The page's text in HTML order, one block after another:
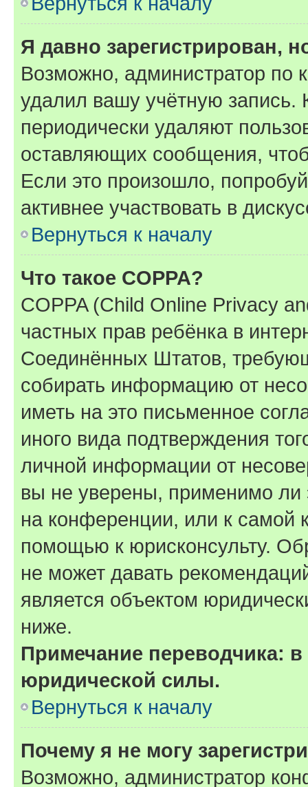
Я давно зарегистрирован,
Возможно, администратор по
удалил вашу учётную запись.
периодически удаляют
оставляющих сообщения,
Если это произошло,
активнее участвовать в
Вернуться к началу
Что такое COPPA?
COPPA (Child Online Privacy
частных прав ребёнка в
Соединённых Штатов,
собирать информацию от
иметь на это письменное
иного вида подтверждения
личной информации от
вы не уверены, применимо ли
на конференции, или к самой
помощью к юрисконсульту.
не может давать
является объектом
ниже.
Примечание переводчика:
юридической силы.
Вернуться к началу
Почему я не могу
Возможно, администратор